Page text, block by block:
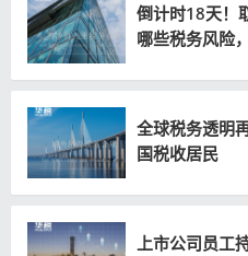
倒计时18天！
哪些税务风险
全球税务透明
国税收居民
上市公司员工